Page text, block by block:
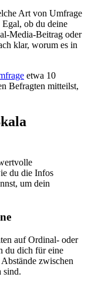
Art von Umfrage
ob du deine
Media-Beitrag oder
klar, worum es in
etwa 10
Befragten mitteilst,
du die Infos
um dein
auf Ordinal- oder
du dich für eine
zwischen
sind.